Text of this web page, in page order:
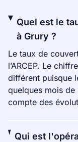
Quel est le
à Grury ?
Le taux de
l’ARCEP. Le
différent puisque
quelques mois
compte des
Qui est